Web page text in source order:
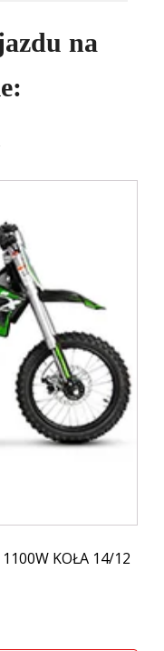
na
1100W KOŁA 14/12